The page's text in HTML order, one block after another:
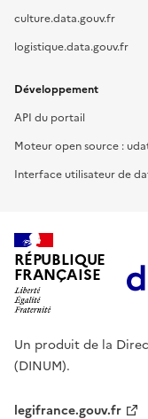
culture.data.gouv.fr
logistique.data.gouv.fr
Développement
API du portail
Moteur open source :
Interface utilisateur de
RÉPUBLIQUE
FRANÇAISE
Un produit de la
(DINUM).
legifrance.gouv.fr